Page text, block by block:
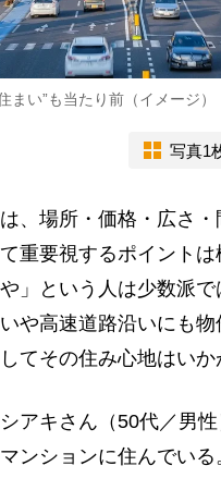
まい”も当たり前（イメージ）
写真1
、場所・価格・広さ・
重要視するポイントは
や」という人は少数派
や高速道路沿いにも
てその住み心地はいか
アキさん（50代／男
ンションに住んでい